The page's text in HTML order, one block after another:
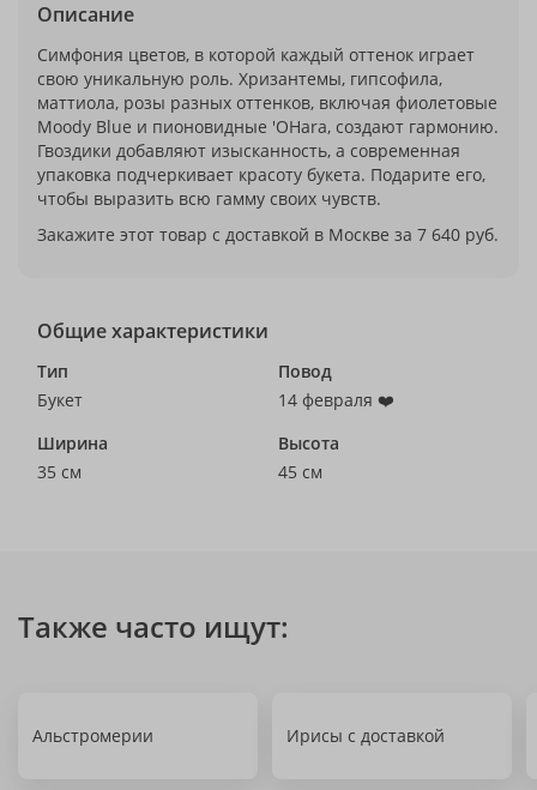
Описание
Симфония цветов, в которой каждый оттенок играет
свою уникальную роль. Хризантемы, гипсофила,
маттиола, розы разных оттенков, включая фиолетовые
Moody Blue и пионовидные 'OHara, создают гармонию.
Гвоздики добавляют изысканность, а современная
упаковка подчеркивает красоту букета. Подарите его,
чтобы выразить всю гамму своих чувств.
Закажите этот товар с доставкой в Москве за 7 640 руб.
Общие характеристики
Тип
Букет
Повод
14 февраля ❤️
Ширина
35 см
Высота
45 см
Также часто ищут:
Альстромерии Ирисы с доставкой